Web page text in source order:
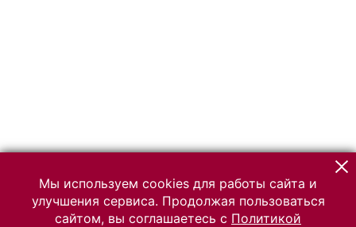
Мы используем cookies для работы сайта и
улучшения сервиса. Продолжая пользоваться
сайтом, вы соглашаетесь с Политикой